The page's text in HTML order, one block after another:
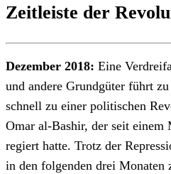
Zeitleiste der
Dezember 2018: Eine
und andere Grundgüter führt
schnell zu einer politischen
Omar al-Bashir, der seit einem
regiert hatte. Trotz der
in den folgenden drei Monaten